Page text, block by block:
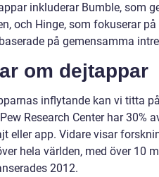
inkluderar Bumble, som
och Hinge, som fokuserar på
på gemensamma
om dejtappar
inflytande kan vi titta
Research Center har 30%
eller app. Vidare visar
hela världen, med över 10
2012.